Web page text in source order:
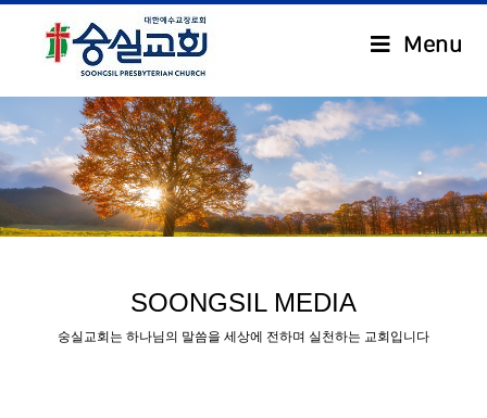
Menu
.
SOONGSIL MEDIA
숭실교회는 하나님의 말씀을 세상에 전하며 실천하는 교회입니다